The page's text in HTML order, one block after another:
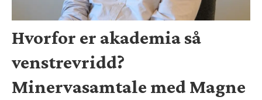
Hvorfor er akademia så
venstrevridd?
Minervasamtale med Magne